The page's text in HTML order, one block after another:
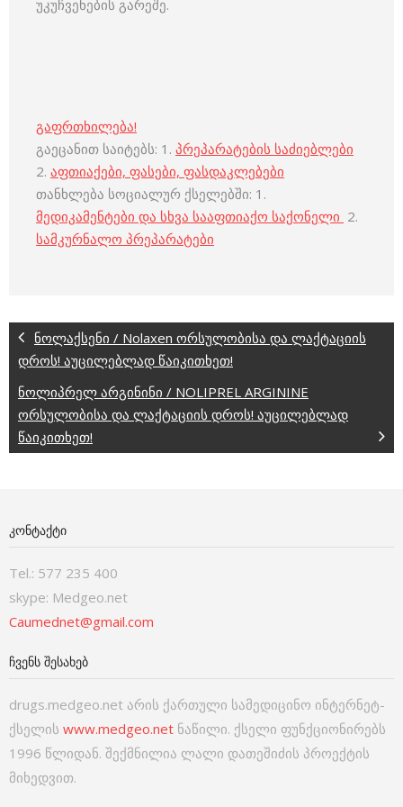
უკუჩვენების გარეშე.
გაფრთხილება!
გაეცანით საიტებს: 1. პრეპარატების საძიებლები
2. აფთიაქები, ფასები, ფასდაკლებები
თანხლება სოციალურ ქსელებში: 1.
მედიკამენტები და სხვა სააფთიაქო საქონელი 2.
სამკურნალო პრეპარატები
ნოლაქსენი / Nolaxen ორსულობისა და ლაქტაციის
დროს! აუცილებლად წაიკითხეთ!
ნოლიპრელ არგინინი / NOLIPREL ARGININE
ორსულობისა და ლაქტაციის დროს! აუცილებლად
წაიკითხეთ!
ᲙᲝᲜᲢᲐᲥᲢᲘ
Tel.: 577 235 400
skype: Medgeo.net
Caumednet@gmail.com
ᲩᲕᲔᲜᲡ ᲨᲔᲡᲐᲮᲔᲑ
drugs.medgeo.net არის ქართული სამედიცინო ინტერნეტ-
ქსელის www.medgeo.net ნაწილი. ქსელი ფუნქციონირებს
1996 წლიდან. შექმნილია ლალი დათეშიძის პროექტის
მიხედვით.